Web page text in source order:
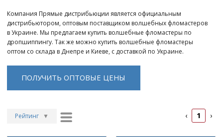
Войти в B2B
Стать партнером
Компания Прямые дистрибьюции является официальным
дистрибьютором, оптовым поставщиком волшебных фломастеров
в Украине. Мы предлагаем купить волшебные фломастеры по
дропшиппингу. Так же можно купить волшебные фломастеры
оптом со склада в Днепре и Киеве, с доставкой по Украине.
ПОЛУЧИТЬ ОПТОВЫЕ ЦЕНЫ
Рейтинг ▼
‹ 1 ›